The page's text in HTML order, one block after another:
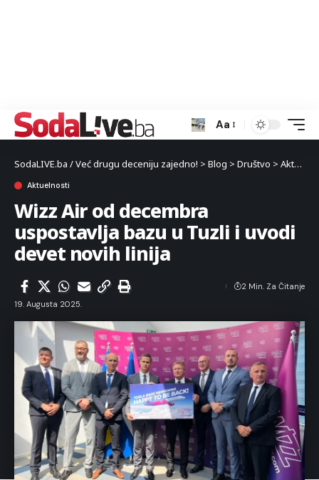
Aa
SodaLIVE.ba / Već drugu deceniju zajedno! > Blog > Društvo > Aktuelnosti
Aktuelnosti
Wizz Air od decembra
uspostavlja bazu u Tuzli i uvodi
devet novih linija
19. Augusta 2025.
2 Min. Za Čitanje